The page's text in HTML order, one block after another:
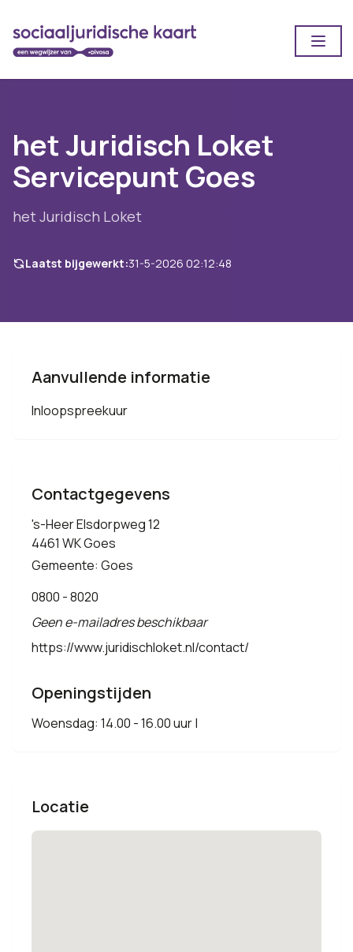
het Juridisch Loket
Servicepunt Goes
het Juridisch Loket
Laatst bijgewerkt:31-5-2026 02:12:48
Aanvullende informatie
Inloopspreekuur
Contactgegevens
's-Heer Elsdorpweg 12
4461 WK Goes
Gemeente: Goes
0800 - 8020
Geen e-mailadres beschikbaar
https://www.juridischloket.nl/contact/
Openingstijden
Woensdag: 14.00 - 16.00 uur |
Locatie